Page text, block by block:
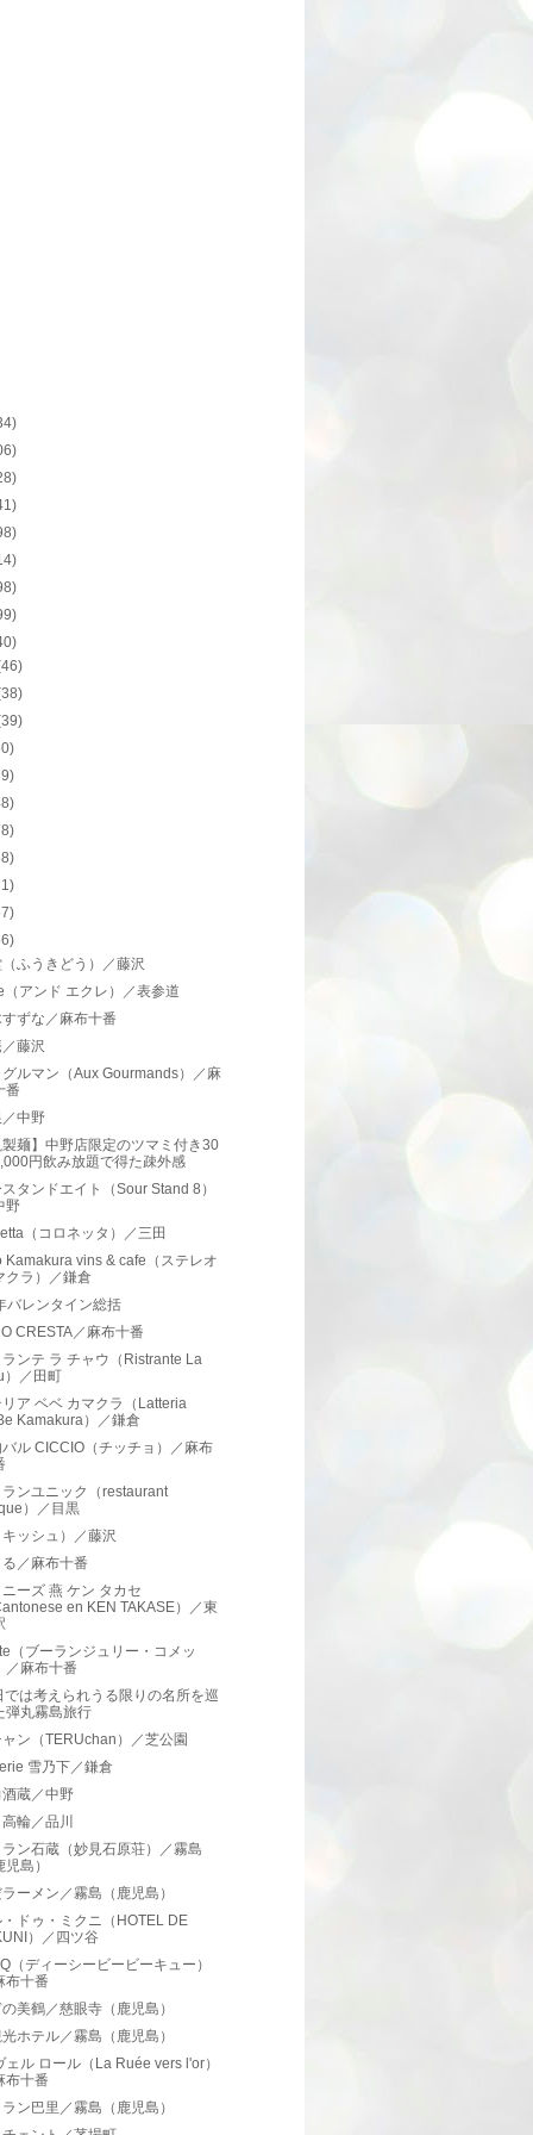
ふうきどう）／藤沢
（アンド エクレ）／表参道
ずな／麻布十番
藤沢
ルマン（Aux Gourmands）／麻
番
中野
麺】中野店限定のツマミ付き30
円飲み放題で得た疎外感
タンドエイト（Sour Stand 8）
野
（コロネッタ）／三田
Kamakura vins & cafe（ステレオ
クラ）／鎌倉
バレンタイン総括
CRESTA／麻布十番
ンテ ラ チャウ（Ristrante La
）／田町
ア ベベ カマクラ（Latteria
Kamakura）／鎌倉
ル CICCIO（チッチョ）／麻布
ンユニック（restaurant
）／目黒
ッシュ）／藤沢
／麻布十番
ーズ 燕 ケン タカセ
en KEN TAKASE）／東
（ブーランジュリー・コメッ
／麻布十番
では考えられうる限りの名所を巡
弾丸霧島旅行
ン（TERUchan）／芝公園
雪乃下／鎌倉
蔵／中野
輪／品川
ン石蔵（妙見石原荘）／霧島
島）
ーメン／霧島（鹿児島）
ドゥ・ミクニ（HOTEL DE
）／四ツ谷
（ディーシービービーキュー）
布十番
美鶴／慈眼寺（鹿児島）
ホテル／霧島（鹿児島）
ェル ロール（La Ruée vers l'or）
布十番
ン巴里／霧島（鹿児島）